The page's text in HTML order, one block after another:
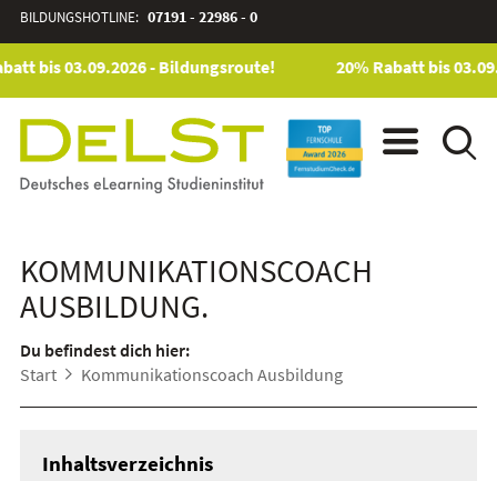
BILDUNGSHOTLINE: 07191 - 22986 - 0
bis 03.09.2026 - Bildungsroute! 20% Rabatt bis
KOMMUNIKATIONSCOACH
AUSBILDUNG.
Du befindest dich hier:
Start
Kommunikationscoach Ausbildung
Inhaltsverzeichnis